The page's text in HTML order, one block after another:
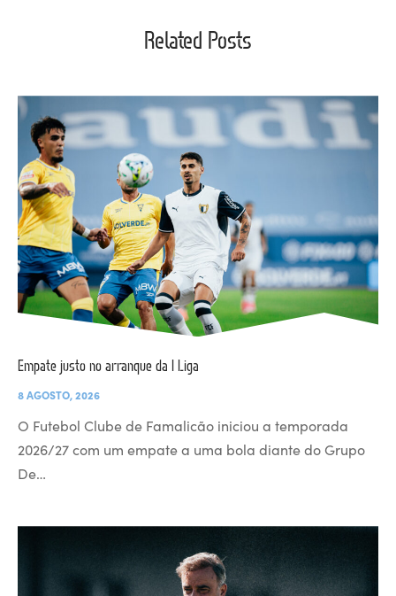
Related Posts
Empate justo no arranque da I Liga
8 AGOSTO, 2026
O Futebol Clube de Famalicão iniciou a temporada
2026/27 com um empate a uma bola diante do Grupo
De…